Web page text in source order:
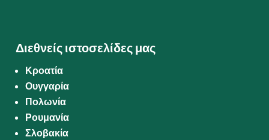
Διεθνείς ιστοσελίδες μας
Κροατία
Ουγγαρία
Πολωνία
Ρουμανία
Σλοβακία